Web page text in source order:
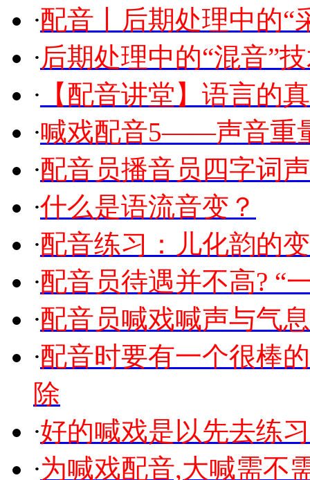
·配音丨后期处理中的“
·后期处理中的“混音”
· 【配音讲堂】语言的
·喊戏配音5——声音重
·配音员播音员四字词
·什么是语流音变？
·配音练习：儿化韵的
·配音员待遇并不高? “
·配音员喊戏喊声与气
·配音时要有一个很棒
除
·好的喊戏是以先去练
·为喊戏配音,大喊需不